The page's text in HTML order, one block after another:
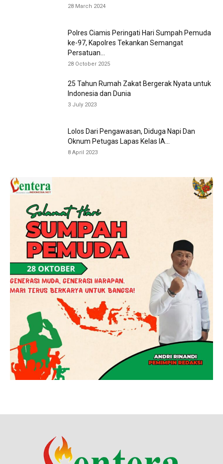
28 March 2024
Polres Ciamis Peringati Hari Sumpah Pemuda
ke-97, Kapolres Tekankan Semangat
Persatuan...
28 October 2025
25 Tahun Rumah Zakat Bergerak Nyata untuk
Indonesia dan Dunia
3 July 2023
Lolos Dari Pengawasan, Diduga Napi Dan
Oknum Petugas Lapas Kelas IA...
8 April 2023